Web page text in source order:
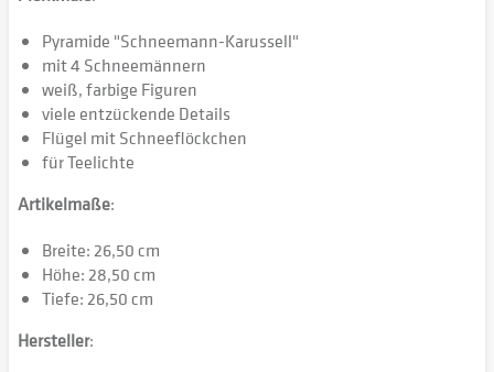
Pyramide "Schneemann-Karussell"
mit 4 Schneemännern
weiß, farbige Figuren
viele entzückende Details
Flügel mit Schneeflöckchen
für Teelichte
Artikelmaße:
Breite: 26,50 cm
Höhe: 28,50 cm
Tiefe: 26,50 cm
Hersteller: